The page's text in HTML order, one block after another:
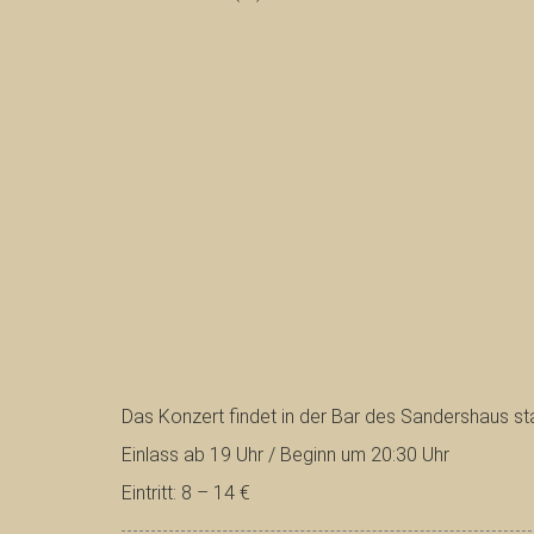
Das Konzert findet in der Bar des Sandershaus
Einlass ab 19 Uhr / Beginn um 20:30 Uhr
Eintritt: 8 – 14 €